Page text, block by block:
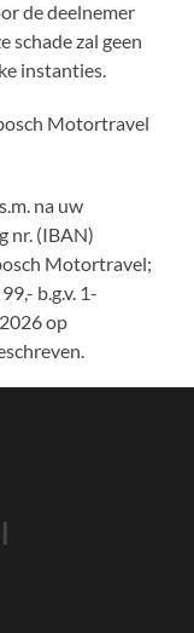
de deelnemer
schade zal geen
instanties.
Motortravel
na uw
nr. (IBAN)
Motortravel;
b.g.v. 1-
op